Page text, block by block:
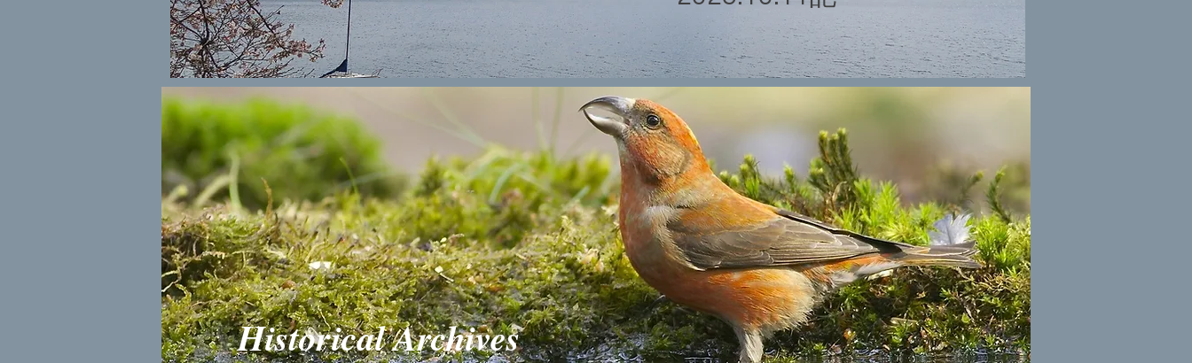
Historical Archives